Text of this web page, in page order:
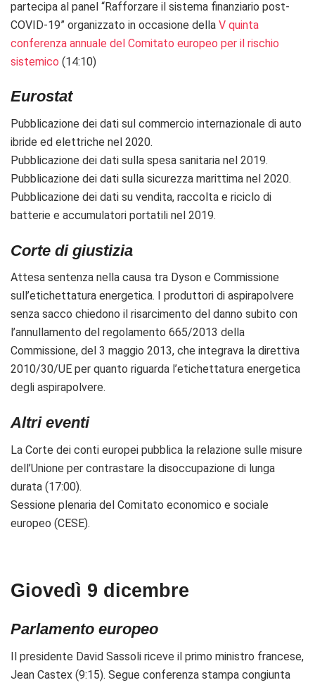
partecipa al panel “Rafforzare il sistema finanziario post-
COVID-19” organizzato in occasione della V quinta
conferenza annuale del Comitato europeo per il rischio
sistemico (14:10)
Eurostat
Pubblicazione dei dati sul commercio internazionale di auto
ibride ed elettriche nel 2020.
Pubblicazione dei dati sulla spesa sanitaria nel 2019.
Pubblicazione dei dati sulla sicurezza marittima nel 2020.
Pubblicazione dei dati su vendita, raccolta e riciclo di
batterie e accumulatori portatili nel 2019.
Corte di giustizia
Attesa sentenza nella causa tra Dyson e Commissione
sull’etichettatura energetica. I produttori di aspirapolvere
senza sacco chiedono il risarcimento del danno subito con
l’annullamento del regolamento 665/2013 della
Commissione, del 3 maggio 2013, che integrava la direttiva
2010/30/UE per quanto riguarda l’etichettatura energetica
degli aspirapolvere.
Altri eventi
La Corte dei conti europei pubblica la relazione sulle misure
dell’Unione per contrastare la disoccupazione di lunga
durata (17:00).
Sessione plenaria del Comitato economico e sociale
europeo (CESE).
Giovedì 9 dicembre
Parlamento europeo
Il presidente David Sassoli riceve il primo ministro francese,
Jean Castex (9:15). Segue conferenza stampa congiunta